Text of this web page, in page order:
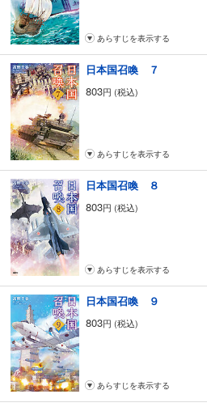
あらすじを表示する
日本国召喚 ７
803円 (税込)
あらすじを表示する
日本国召喚 ８
803円 (税込)
あらすじを表示する
日本国召喚 ９
803円 (税込)
あらすじを表示する